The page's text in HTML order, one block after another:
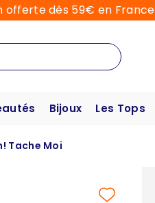
offerte dès 59€ en France
Bijoux Les Tops
Tache Moi